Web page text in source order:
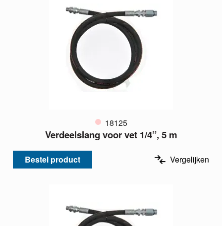
18125
Verdeelslang voor vet 1/4”, 5 m
Bestel product Vergelijken